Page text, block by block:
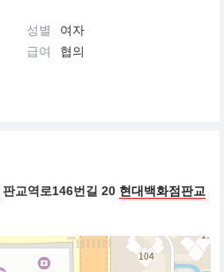
성별
여자
급여
협의
판교역로146번길 20 현대백화점판교